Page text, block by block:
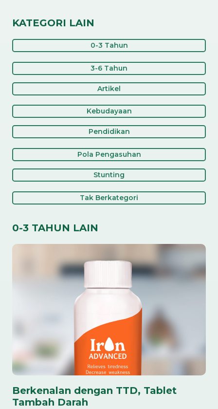
KATEGORI LAIN
0-3 Tahun
3-6 Tahun
Artikel
Kebudayaan
Pendidikan
Pola Pengasuhan
Stunting
Tak Berkategori
0-3 TAHUN LAIN
Berkenalan dengan TTD, Tablet
Tambah Darah